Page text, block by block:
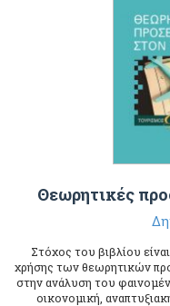
Θεωρητικές
Στόχος του βιβλίου
χρήσης των θεωρητικών
στην ανάλυση του
οικονομική,